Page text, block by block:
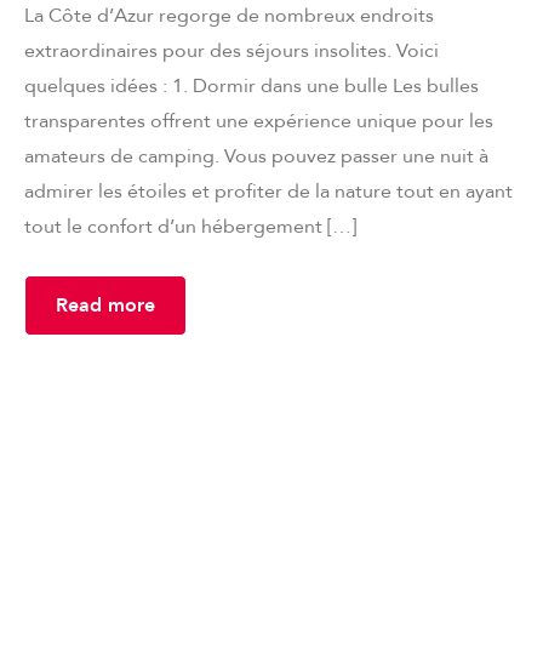
La Côte d’Azur regorge de nombreux endroits
extraordinaires pour des séjours insolites. Voici
quelques idées : 1. Dormir dans une bulle Les bulles
transparentes offrent une expérience unique pour les
amateurs de camping. Vous pouvez passer une nuit à
admirer les étoiles et profiter de la nature tout en ayant
tout le confort d’un hébergement […]
Read more